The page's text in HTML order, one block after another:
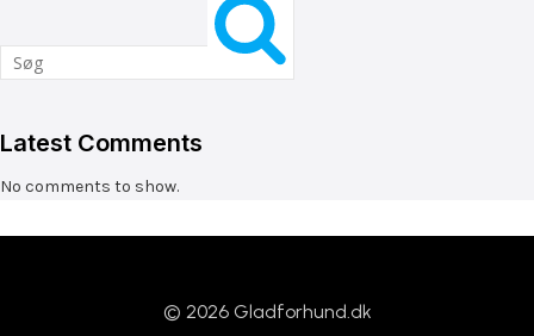
Latest Comments
No comments to show.
© 2026 Gladforhund.dk